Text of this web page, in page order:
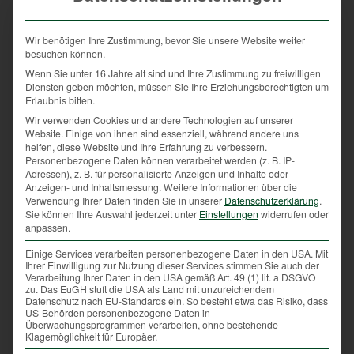
Jagdhund und Jäger verstehen sich blind
Die Ausbildung zum Jagdhund beginnt bereits im
Welpenalter durch spielerisches Heranführen an
Gehorsam und bestimmte Übungen. Gewisse
Anlagen sind dem Hund angewölft, also angeboren.
Ein gewisser Jagdtrieb steckt in allen Rassen und
durch die Ausbildung und die Führungseigenschaften
des Herrchens oder Frauchens werden die
unterschiedlichen Anforderungen gefestigt. Die
Grundvoraussetzung für einen guten Jagdhund ist
Gehorsam. Denn bei der Jagd muss oftmals eine
Handbewegung reichen, damit der Hund weiß, was
Wir benötigen Ihre Zustimmung, bevor Sie unsere Website weiter
besuchen können.
Wenn Sie unter 16 Jahre alt sind und Ihre Zustimmung zu freiwilligen
Diensten geben möchten, müssen Sie Ihre Erziehungsberechtigten um
Erlaubnis bitten.
Wir verwenden Cookies und andere Technologien auf unserer
Website. Einige von ihnen sind essenziell, während andere uns
helfen, diese Website und Ihre Erfahrung zu verbessern.
Personenbezogene Daten können verarbeitet werden (z. B. IP-
Adressen), z. B. für personalisierte Anzeigen und Inhalte oder
Anzeigen- und Inhaltsmessung. Weitere Informationen über die
Verwendung Ihrer Daten finden Sie in unserer Datenschutzerklärung.
Sie können Ihre Auswahl jederzeit unter Einstellungen widerrufen oder
anpassen.
Einige Services verarbeiten personenbezogene Daten in den USA. Mit
Ihrer Einwilligung zur Nutzung dieser Services stimmen Sie auch der
Verarbeitung Ihrer Daten in den USA gemäß Art. 49 (1) lit. a DSGVO
zu. Das EuGH stuft die USA als Land mit unzureichendem
Datenschutz nach EU-Standards ein. So besteht etwa das Risiko, dass
US-Behörden personenbezogene Daten in
Überwachungsprogrammen verarbeiten, ohne bestehende
Klagemöglichkeit für Europäer.